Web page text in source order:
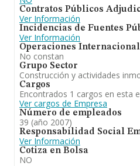
Contratos Públicos
Ver Información
Incidencias de Fuentes
Ver Información
Operaciones
No constan
Grupo Sector
Construcción y actividades
Cargos
Encontrados 1 cargos en esta
Ver cargos de Empresa
Número de empleados
39 (año 2007)
Responsabilidad Social
Ver Información
Cotiza en Bolsa
NO